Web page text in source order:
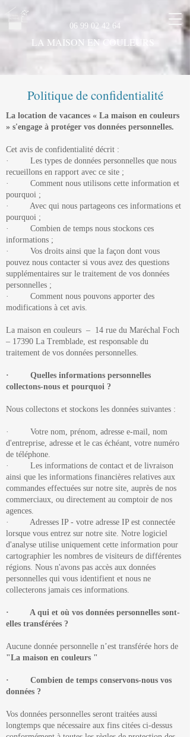
06 99 02 42 64
LA MAISON EN COULEURS
Politique de confidentialité
La location de vacances « La maison en couleurs
» s'engage à protéger vos données personnelles.
Cet avis de confidentialité décrit :
· Les types de données personnelles que nous
recueillons en rapport avec ce site ;
· Comment nous utilisons cette information et
pourquoi ;
· Avec qui nous partageons ces informations et
pourquoi ;
· Combien de temps nous stockons ces
informations ;
· Vos droits ainsi que la façon dont vous
pouvez nous contacter si vous avez des questions
supplémentaires sur le traitement de vos données
personnelles ;
· Comment nous pouvons apporter des
modifications à cet avis.
La maison en couleurs – 14 rue du Maréchal Foch
– 17390 La Tremblade, est responsable du
traitement de vos données personnelles.
· Quelles informations personnelles
collectons-nous et pourquoi ?
Nous collectons et stockons les données suivantes :
· Votre nom, prénom, adresse e-mail, nom
d'entreprise, adresse et le cas échéant, votre numéro
de téléphone.
· Les informations de contact et de livraison
ainsi que les informations financières relatives aux
commandes effectuées sur notre site, auprès de nos
commerciaux, ou directement au comptoir de nos
agences.
· Adresses IP - votre adresse IP est connectée
lorsque vous entrez sur notre site. Notre logiciel
d'analyse utilise uniquement cette information pour
cartographier les nombres de visiteurs de différentes
régions. Nous n'avons pas accès aux données
personnelles qui vous identifient et nous ne
collecterons jamais ces informations.
· A qui et où vos données personnelles sont-
elles transférées ?
Aucune donnée personnelle n’est transférée hors de
"La maison en couleurs "
· Combien de temps conservons-nous vos
données ?
Vos données personnelles seront traitées aussi
longtemps que nécessaire aux fins citées ci-dessus